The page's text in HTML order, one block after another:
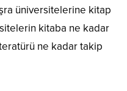
üniversitelerine kitap
kitaba ne kadar
ne kadar takip